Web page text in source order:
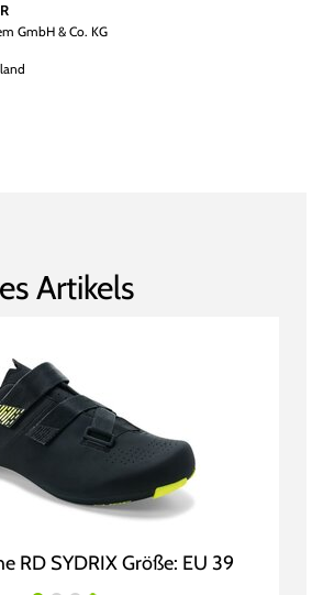
GmbH & Co. KG
Artikels
RD SYDRIX Größe: EU 39